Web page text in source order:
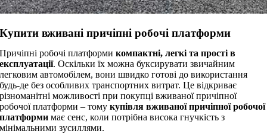
Купити вживані причіпні робочі платформи
Причіпні робочі платформикомпактні, легкі та прості в
експлуатації. Оскільки їх можна буксирувати звичайним
легковим автомобілем, вони швидко готові до використання
будь-де без особливих транспортних витрат. Це відкриває
різноманітні можливості при покупці вживаної причіпної
робочої платформи – томукупівля вживаної причіпної робочої
платформи має сенс, коли потрібна висока гнучкість з
мінімальними зусиллями.